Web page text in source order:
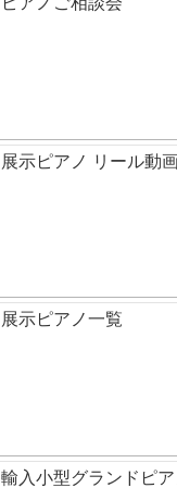
展示ピアノ リール動
展示ピアノ一覧
輸入小型グランドピ